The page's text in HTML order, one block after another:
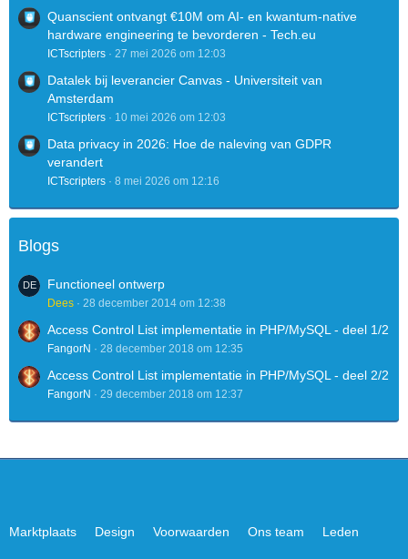
Quanscient ontvangt €10M om AI- en kwantum-native
hardware engineering te bevorderen - Tech.eu
ICTscripters 27 mei 2026 om 12:03
Datalek bij leverancier Canvas - Universiteit van
Amsterdam
ICTscripters 10 mei 2026 om 12:03
Data privacy in 2026: Hoe de naleving van GDPR
verandert
ICTscripters 8 mei 2026 om 12:16
Blogs
Functioneel ontwerp
Dees 28 december 2014 om 12:38
Access Control List implementatie in PHP/MySQL - deel 1/2
FangorN 28 december 2018 om 12:35
Access Control List implementatie in PHP/MySQL - deel 2/2
FangorN 29 december 2018 om 12:37
Marktplaats Design Voorwaarden Ons team Leden